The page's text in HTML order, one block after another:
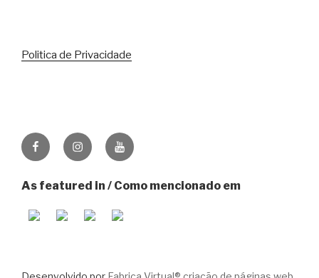
Politica de Privacidade
FacebookInstagramYoutube
As featured in / Como mencionado em